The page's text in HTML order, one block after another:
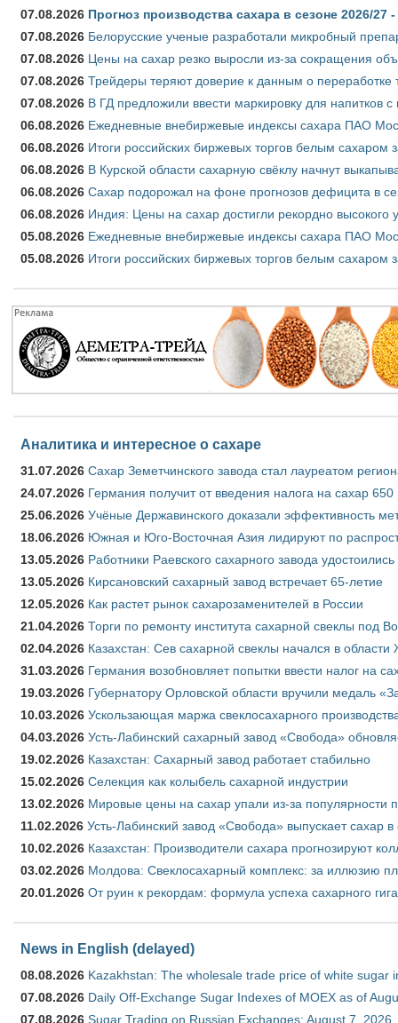
07.08.2026 Прогноз производства сахара в сезоне 2026/
07.08.2026 Белорусские ученые разработали микробный
07.08.2026 Цены на сахар резко выросли из-за сокращения
07.08.2026 Трейдеры теряют доверие к данным о переработке
07.08.2026 В ГД предложили ввести маркировку для напитков
06.08.2026 Ежедневные внебиржевые индексы сахара ПАО
06.08.2026 Итоги российских биржевых торгов белым сахаром
06.08.2026 В Курской области сахарную свёклу начнут
06.08.2026 Сахар подорожал на фоне прогнозов дефицита в
06.08.2026 Индия: Цены на сахар достигли рекордно высокого
05.08.2026 Ежедневные внебиржевые индексы сахара ПАО
05.08.2026 Итоги российских биржевых торгов белым сахаром
Аналитика и интересное о сахаре
31.07.2026 Сахар Земетчинского завода стал лауреатом
24.07.2026 Германия получит от введения налога на сахар
25.06.2026 Учёные Державинского доказали эффективность
18.06.2026 Южная и Юго-Восточная Азия лидируют по
13.05.2026 Работники Раевского сахарного завода удостоились
13.05.2026 Кирсановский сахарный завод встречает 65-летие
12.05.2026 Как растет рынок сахарозаменителей в России
21.04.2026 Торги по ремонту института сахарной свеклы под
02.04.2026 Казахстан: Сев сахарной свеклы начался в области
31.03.2026 Германия возобновляет попытки ввести налог на
19.03.2026 Губернатору Орловской области вручили медаль
10.03.2026 Ускользающая маржа свеклосахарного
04.03.2026 Усть-Лабинский сахарный завод «Свобода»
19.02.2026 Казахстан: Сахарный завод работает стабильно
15.02.2026 Селекция как колыбель сахарной индустрии
13.02.2026 Мировые цены на сахар упали из-за популярности
11.02.2026 Усть-Лабинский завод «Свобода» выпускает сахар в
10.02.2026 Казахстан: Производители сахара прогнозируют
03.02.2026 Молдова: Свеклосахарный комплекс: за иллюзию
20.01.2026 От руин к рекордам: формула успеха сахарного
News in English (delayed)
08.08.2026 Kazakhstan: The wholesale trade price of white sugar
07.08.2026 Daily Off-Exchange Sugar Indexes of MOEX as of
07.08.2026 Sugar Trading on Russian Exchanges: August 7, 2026